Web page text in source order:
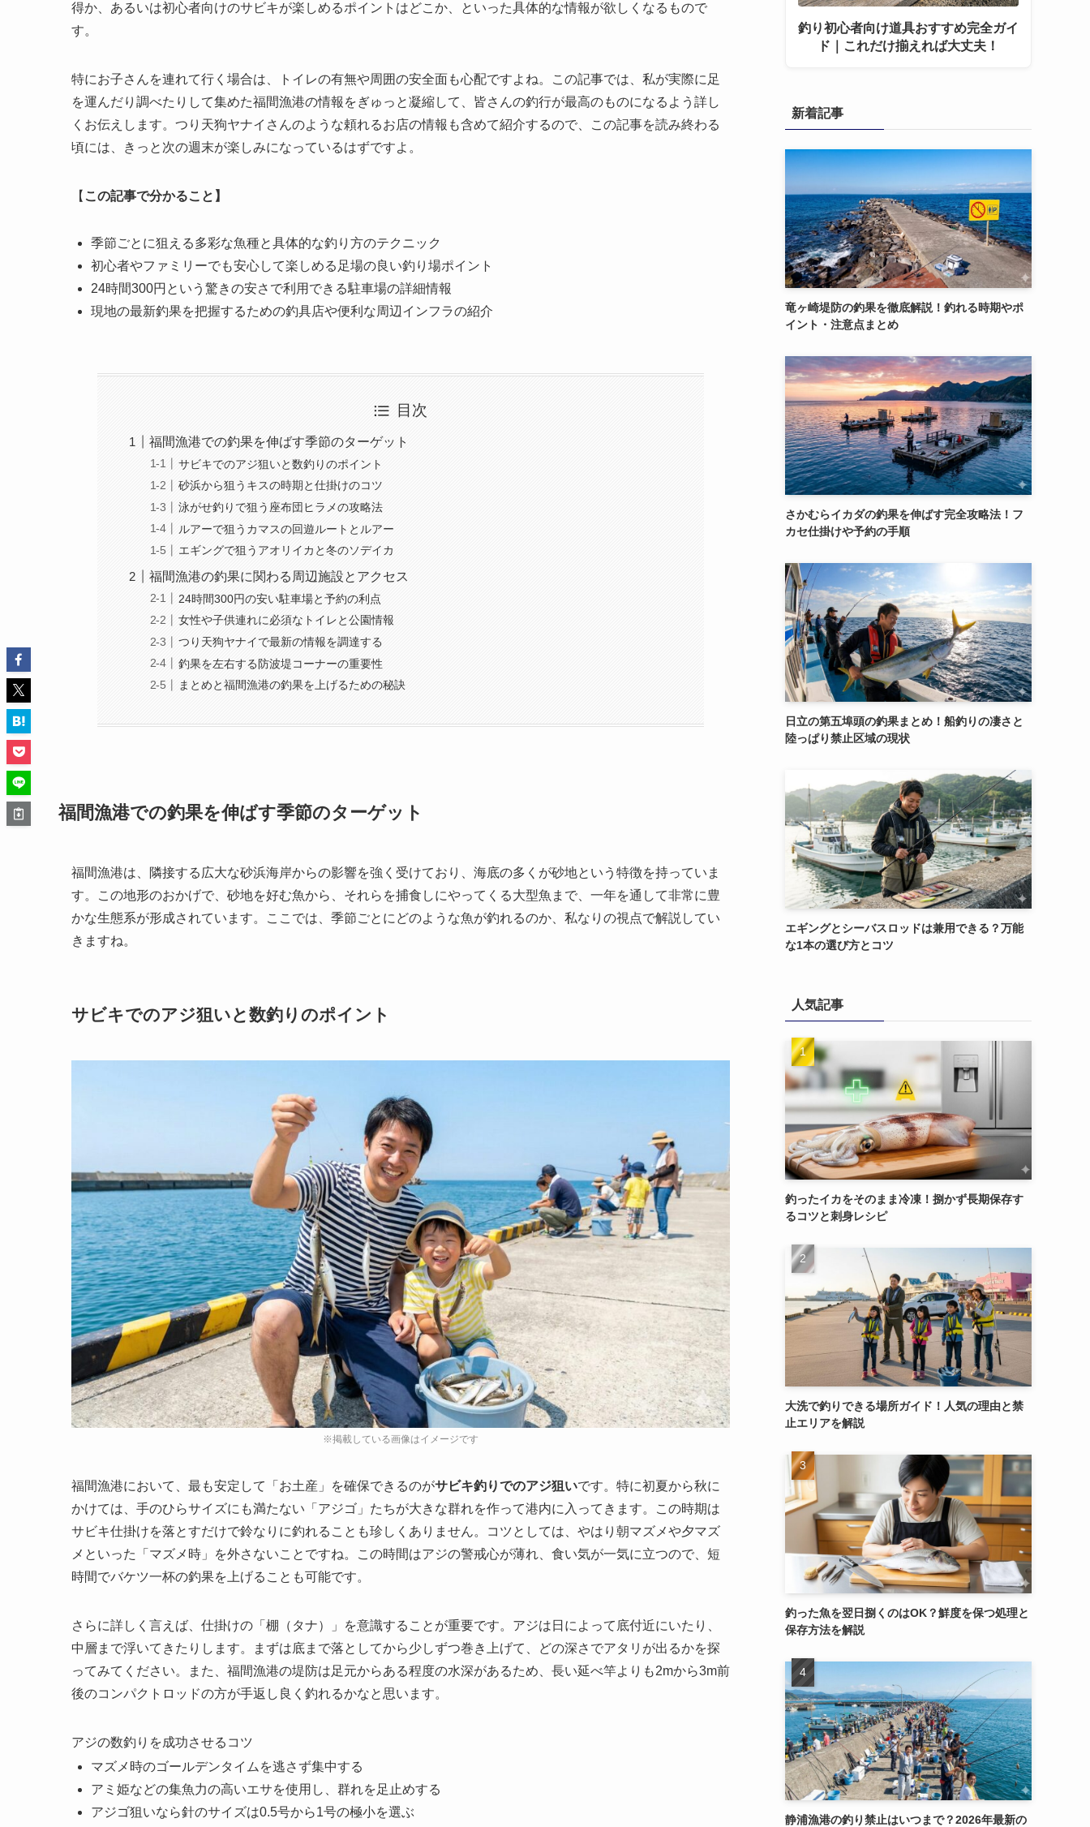
得か、あるいは初心者向けのサビキが楽しめるポイントはどこか、といった具体的な情報が欲しくなるもので
す。
特にお子さんを連れて行く場合は、トイレの有無や周囲の安全面も心配ですよね。この記事では、私が実際に足
を運んだり調べたりして集めた福間漁港の情報をぎゅっと凝縮して、皆さんの釣行が最高のものになるよう詳し
くお伝えします。つり天狗ヤナイさんのような頼れるお店の情報も含めて紹介するので、この記事を読み終わる
頃には、きっと次の週末が楽しみになっているはずですよ。
【 この記事で分かること】
季節ごとに狙える多彩な魚種と具体的な釣り方のテクニック
初心者やファミリーでも安心して楽しめる足場の良い釣り場ポイント
24時間300円という驚きの安さで利用できる駐車場の詳細情報
現地の最新釣果を把握するための釣具店や便利な周辺インフラの紹介
目次
福間漁港での釣果を伸ばす季節のターゲット
サビキでのアジ狙いと数釣りのポイント
砂浜から狙うキスの時期と仕掛けのコツ
泳がせ釣りで狙う座布団ヒラメの攻略法
ルアーで狙うカマスの回遊ルートとルアー
エギングで狙うアオリイカと冬のソデイカ
福間漁港の釣果に関わる周辺施設とアクセス
24時間300円の安い駐車場と予約の利点
女性や子供連れに必須なトイレと公園情報
つり天狗ヤナイで最新の情報を調達する
釣果を左右する防波堤コーナーの重要性
まとめと福間漁港の釣果を上げるための秘訣
福間漁港での釣果を伸ばす季節のターゲット
福間漁港は、隣接する広大な砂浜海岸からの影響を強く受けており、海底の多くが砂地という特徴を持っていま
す。この地形のおかげで、砂地を好む魚から、それらを捕食しにやってくる大型魚まで、一年を通して非常に豊
かな生態系が形成されています。ここでは、季節ごとにどのような魚が釣れるのか、私なりの視点で解説してい
きますね。
サビキでのアジ狙いと数釣りのポイント
福間漁港において、最も安定して「お土産」を確保できるのがサビキ釣りでのアジ狙いです。特に初夏から秋に
かけては、手のひらサイズにも満たない「アジゴ」たちが大きな群れを作って港内に入ってきます。この時期は
サビキ仕掛けを落とすだけで鈴なりに釣れることも珍しくありません。コツとしては、やはり朝マズメや夕マズ
メといった「マズメ時」を外さないことですね。この時間はアジの警戒心が薄れ、食い気が一気に立つので、短
時間でバケツ一杯の釣果を上げることも可能です。
さらに詳しく言えば、仕掛けの「棚（タナ）」を意識することが重要です。アジは日によって底付近にいたり、
中層まで浮いてきたりします。まずは底まで落としてから少しずつ巻き上げて、どの深さでアタリが出るかを探
ってみてください。また、福間漁港の堤防は足元からある程度の水深があるため、長い延べ竿よりも2mから3m前
後のコンパクトロッドの方が手返し良く釣れるかなと思います。
アジの数釣りを成功させるコツ
マズメ時のゴールデンタイムを逃さず集中する
アミ姫などの集魚力の高いエサを使用し、群れを足止めする
アジゴ狙いなら針のサイズは0.5号から1号の極小を選ぶ
釣り初心者向け道具おすすめ完全ガイ
ド｜これだけ揃えれば大丈夫！
新着記事
竜ヶ崎堤防の釣果を徹底解説！釣れる時期やポ
イント・注意点まとめ
さかむらイカダの釣果を伸ばす完全攻略法！フ
カセ仕掛けや予約の手順
日立の第五埠頭の釣果まとめ！船釣りの凄さと
陸っぱり禁止区域の現状
エギングとシーバスロッドは兼用できる？万能
な1本の選び方とコツ
人気記事
釣ったイカをそのまま冷凍！捌かず長期保存す
るコツと刺身レシピ
大洗で釣りできる場所ガイド！人気の理由と禁
止エリアを解説
釣った魚を翌日捌くのはOK？鮮度を保つ処理と
保存方法を解説
静浦漁港の釣り禁止はいつまで？2026年最新の